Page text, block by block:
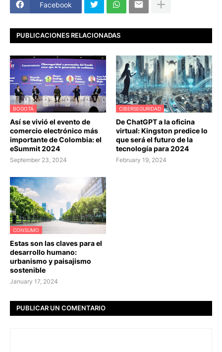
Facebook
PUBLICACIONES RELACIONADAS
BOGOTÁ
Así se vivió el evento de
comercio electrónico más
importante de Colombia: el
eSummit 2024
September 23, 2024
CIBERSEGURIDAD
De ChatGPT a la oficina
virtual: Kingston predice lo
que será el futuro de la
tecnología para 2024
February 19, 2024
CONSUMO
Estas son las claves para el
desarrollo humano:
urbanismo y paisajismo
sostenible
January 17, 2024
PUBLICAR UN COMENTARIO